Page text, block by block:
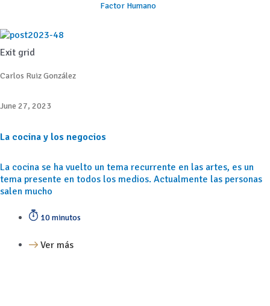
Factor Humano
Exit grid
Carlos Ruiz González
June 27, 2023
La cocina y los negocios
La cocina se ha vuelto un tema recurrente en las artes, es un
tema presente en todos los medios. Actualmente las personas
salen mucho
10 minutos
Ver más